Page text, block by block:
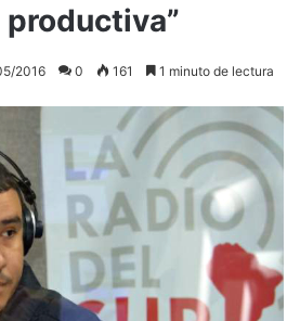
productiva”
2016 0 161 1 minuto de lectura